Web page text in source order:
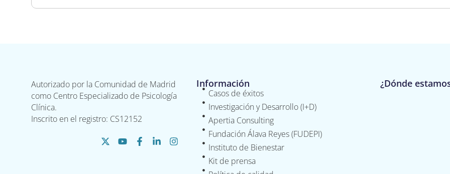
Autorizado por la Comunidad de Madrid
como Centro Especializado de Psicología
Clínica.
Inscrito en el registro: CS12152
Información
Casos de éxitos
Investigación y Desarrollo (I+D)
Apertia Consulting
Fundación Álava Reyes (FUDEPI)
Instituto de Bienestar
Kit de prensa
¿Dónde